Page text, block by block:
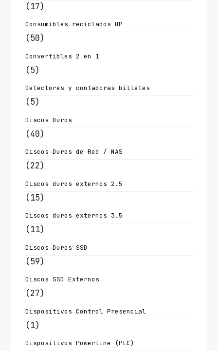
(17)
Consumibles reciclados HP
(50)
Convertibles 2 en 1
(5)
Detectores y contadoras billetes
(5)
Discos Duros
(40)
Discos Duros de Red / NAS
(22)
Discos duros externos 2.5
(15)
Discos duros externos 3.5
(11)
Discos Duros SSD
(59)
Discos SSD Externos
(27)
Dispositivos Control Presencial
(1)
Dispositivos Powerline (PLC)